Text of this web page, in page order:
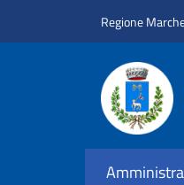
Regione